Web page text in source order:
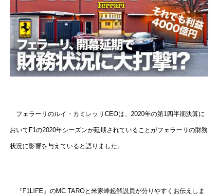
フェラーリのルイ・カミレッリCEOは、2020年の第1四半期決算に
おいてF1の2020年シーズンが延期されていることがフェラーリの財務
状況に影響を与えていると語りました。
『F1LIFE』のMC TAROと米家峰起解説員が分りやすくお伝えしま